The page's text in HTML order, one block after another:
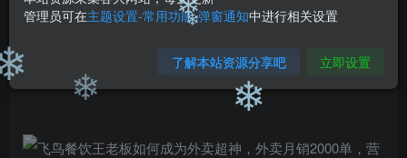
您当前未登录！建议登陆后购买，可保存购买订单
管理员可在主题设置-常用功能-弹窗通知中进行相关设置
了解本站资源分享吧 立即设置
❄
❄
❄